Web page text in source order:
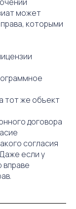
может
которыми
тот же объект
договора
согласия
если у
вправе